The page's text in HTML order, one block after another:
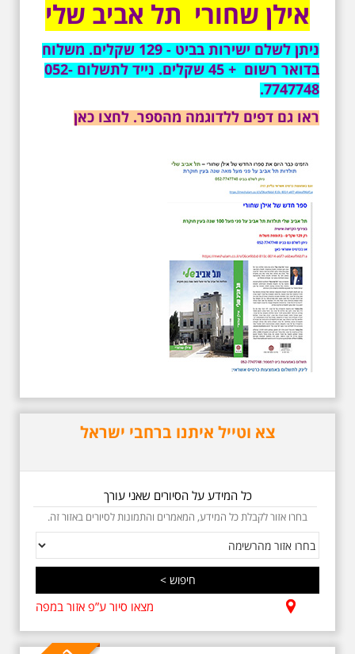
3.7.2026 - שישי בבוקר ב
10:00 אריק איינשטיין
סיור בסימן עשור
לפטירתו. סיור מיוחד
בעקבות חייו ושיריו -
עטור מצחך זהב שחור
מתאים גם למשפחות -
תוצרת הארץ
סיור מיוחד לזכרו של אריק איינשטיין,
בעקבות שתיים עשרה שנים
לפטירתו. סיור באחדים מתחנותיו של
אריק איינשטיין בתל-אביב. החל
ממקום ילדותו, דרך המקומות שהזכיר
בשיריו. מקום עליהם חלם והתגעגע.
נתחיל מבית הולדתו ברחוב גורדון.
נשמע אחדים משיריו של אריק
איינשטיין ונסיים את הסיור ליד קברו
בבית הקברות טרומפלדור. תוצרת
הארץ
5.6.2026 שישי בבוקר
ב-10:00 אריק איינשטיין
וגם קצת אלתרמן סיור
מיוחד בעקבות חייו
ושיריוו - עטור מצחך זהב
שחור תחנות תל אביביות
מחייו של אריק איינשטיין -
מתאים גם למשפחות -
בשנה השלוש עשרה לפטירתו סיור
באחדים מתחנותיו של אריק איינשטיין
בתל-אביב. החל ממקום ילדותו, דרך
אילן שחורי תל אביב שלי
ניתן לשלם ישירות בביט - 129 שקלים. משלוח
בדואר רשום + 45 שקלים. נייד לתשלום 052-
7747748.
ראו גם דפים ללדוגמה מהספר. לחצו כאן
צא וטייל איתנו ברחבי ישראל
כל המידע על הסיורים שאני עורך
בחרו אזור לקבלת כל המידע, המאמרים והתמונות לסיורים באזור זה.
מצאו סיור ע”פ אזור במפה